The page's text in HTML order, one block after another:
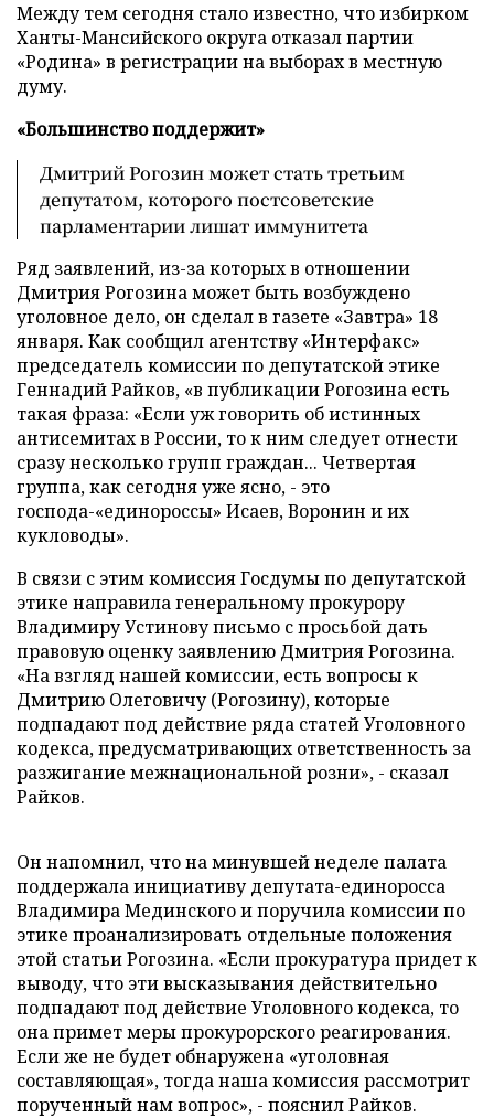
Между тем сегодня стало известно, что избирком
Ханты-Мансийского округа отказал партии
«Родина» в регистрации на выборах в местную
думу.
«Большинство поддержит»
Дмитрий Рогозин может стать третьим
депутатом, которого постсоветские
парламентарии лишат иммунитета
Ряд заявлений, из-за которых в отношении
Дмитрия Рогозина может быть возбуждено
уголовное дело, он сделал в газете «Завтра» 18
января. Как сообщил агентству «Интерфакс»
председатель комиссии по депутатской этике
Геннадий Райков, «в публикации Рогозина есть
такая фраза: «Если уж говорить об истинных
антисемитах в России, то к ним следует отнести
сразу несколько групп граждан... Четвертая
группа, как сегодня уже ясно, - это
господа-«единороссы» Исаев, Воронин и их
кукловоды».
В связи с этим комиссия Госдумы по депутатской
этике направила генеральному прокурору
Владимиру Устинову письмо с просьбой дать
правовую оценку заявлению Дмитрия Рогозина.
«На взгляд нашей комиссии, есть вопросы к
Дмитрию Олеговичу (Рогозину), которые
подпадают под действие ряда статей Уголовного
кодекса, предусматривающих ответственность за
разжигание межнациональной розни», - сказал
Райков.
Он напомнил, что на минувшей неделе палата
поддержала инициативу депутата-единоросса
Владимира Мединского и поручила комиссии по
этике проанализировать отдельные положения
этой статьи Рогозина. «Если прокуратура придет к
выводу, что эти высказывания действительно
подпадают под действие Уголовного кодекса, то
она примет меры прокурорского реагирования.
Если же не будет обнаружена «уголовная
составляющая», тогда наша комиссия рассмотрит
порученный нам вопрос», - пояснил Райков.